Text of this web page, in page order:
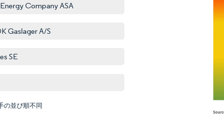
Company ASA
Gaslager A/S
SE
の並び順不同